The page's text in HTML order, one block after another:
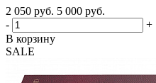
2 050 руб. 5 000 руб.
-
+
В корзину
SALE